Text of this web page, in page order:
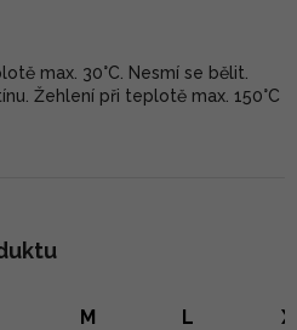
max. 30°C. Nesmí se bělit.
Žehlení při teplotě max. 150°C
M L